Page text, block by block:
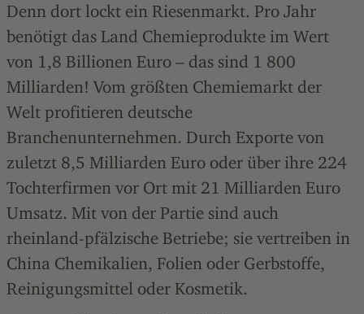
Denn dort lockt ein Riesenmarkt. Pro Jahr
benötigt das Land Chemieprodukte im Wert
von 1,8 Billionen Euro – das sind 1 800
Milliarden! Vom größten Chemiemarkt der
Welt profitieren deutsche
Branchenunternehmen. Durch Exporte von
zuletzt 8,5 Milliarden Euro oder über ihre 224
Tochterfirmen vor Ort mit 21 Milliarden Euro
Umsatz. Mit von der Partie sind auch
rheinland-pfälzische Betriebe; sie vertreiben in
China Chemikalien, Folien oder Gerbstoffe,
Reinigungsmittel oder Kosmetik.